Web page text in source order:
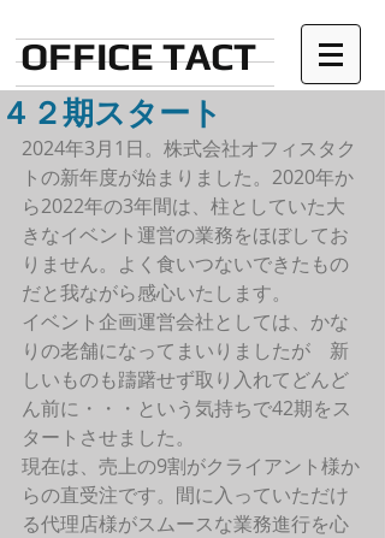
OFFICE TACT
４２期スタート
2024年3月1日。株式会社オフィスタク
トの新年度が始まりました。2020年か
ら2022年の3年間は、柱としていた大
きなイベント運営の業務をほぼしてお
りません。よく食いつないできたもの
だと我ながら感心いたします。
イベント企画運営会社としては、かな
りの老舗になってまいりましたが　新
しいものも躊躇せず取り入れてどんど
ん前に・・・という気持ちで42期をス
タートさせました。
現在は、売上の9割がクライアント様か
らの直受注です。間に入っていただけ
る代理店様がスムースな業務進行を心